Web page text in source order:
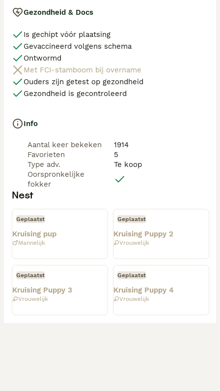
Gezondheid & Docs
Is gechipt vóór plaatsing
Gevaccineerd volgens schema
Ontwormd
Met FCI-stamboom bij overname
Ouders zijn getest op gezondheid
Gezondheid is gecontroleerd
Info
Aantal keer bekeken
1914
Favorieten
5
Type adv.
Te koop
Oorspronkelijke
fokker
Nest
Geplaatst
Kruising pup
Mannelijk
Geplaatst
Kruising Puppy 2
Vrouwelijk
Geplaatst
Kruising Puppy 3
Vrouwelijk
Geplaatst
Kruising Puppy 4
Vrouwelijk